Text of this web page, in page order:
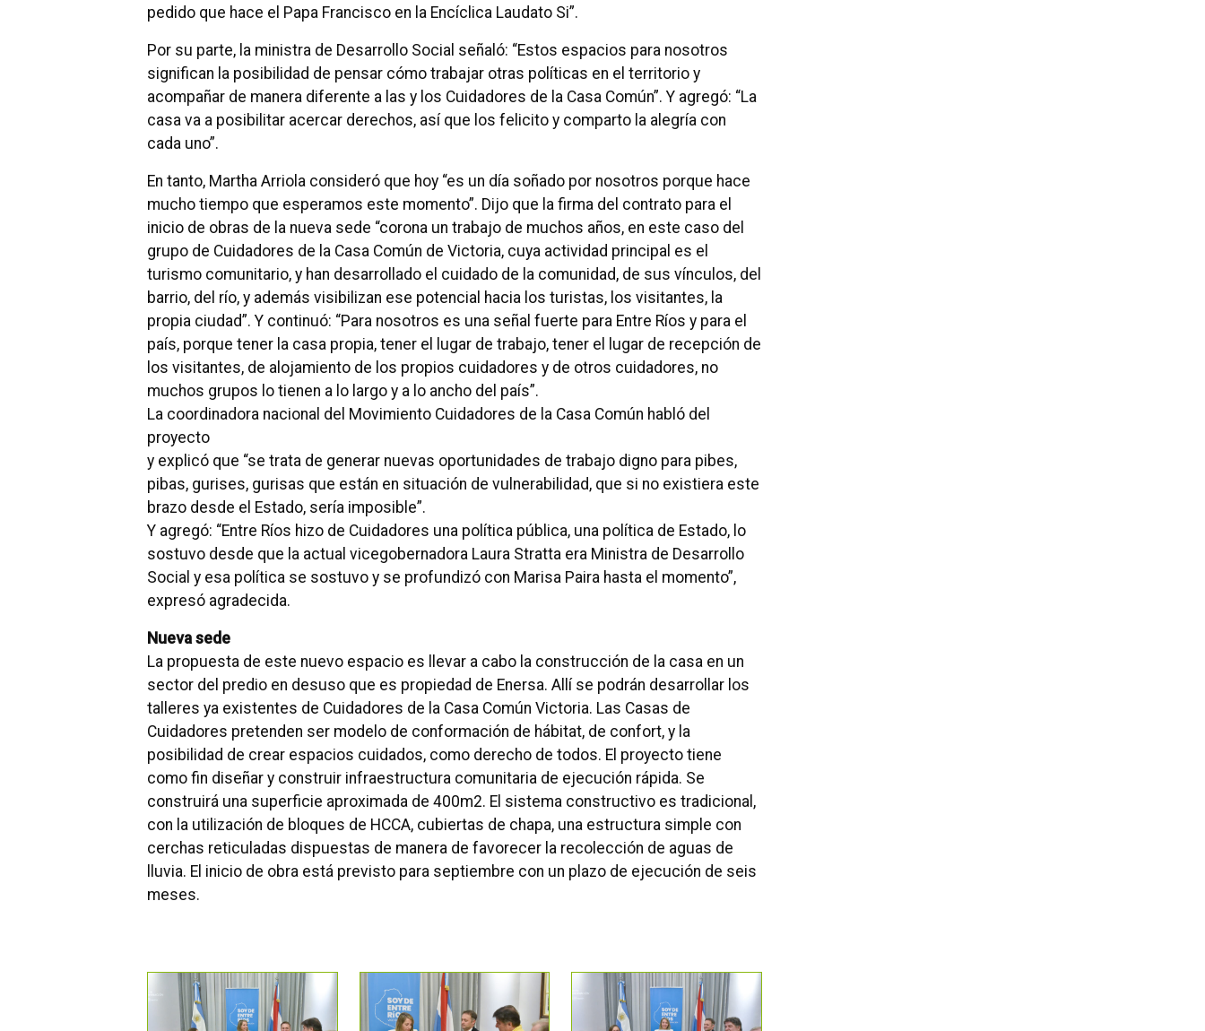
pedido que hace el Papa Francisco en la Encíclica Laudato Si”.
Por su parte, la ministra de Desarrollo Social señaló: “Estos espacios para nosotros
significan la posibilidad de pensar cómo trabajar otras políticas en el territorio y
acompañar de manera diferente a las y los Cuidadores de la Casa Común”. Y agregó: “La
casa va a posibilitar acercar derechos, así que los felicito y comparto la alegría con
cada uno”.
En tanto, Martha Arriola consideró que hoy “es un día soñado por nosotros porque hace
mucho tiempo que esperamos este momento”. Dijo que la firma del contrato para el
inicio de obras de la nueva sede “corona un trabajo de muchos años, en este caso del
grupo de Cuidadores de la Casa Común de Victoria, cuya actividad principal es el
turismo comunitario, y han desarrollado el cuidado de la comunidad, de sus vínculos, del
barrio, del río, y además visibilizan ese potencial hacia los turistas, los visitantes, la
propia ciudad”. Y continuó: “Para nosotros es una señal fuerte para Entre Ríos y para el
país, porque tener la casa propia, tener el lugar de trabajo, tener el lugar de recepción de
los visitantes, de alojamiento de los propios cuidadores y de otros cuidadores, no
muchos grupos lo tienen a lo largo y a lo ancho del país”.
La coordinadora nacional del Movimiento Cuidadores de la Casa Común habló del
proyecto
y explicó que “se trata de generar nuevas oportunidades de trabajo digno para pibes,
pibas, gurises, gurisas que están en situación de vulnerabilidad, que si no existiera este
brazo desde el Estado, sería imposible”.
Y agregó: “Entre Ríos hizo de Cuidadores una política pública, una política de Estado, lo
sostuvo desde que la actual vicegobernadora Laura Stratta era Ministra de Desarrollo
Social y esa política se sostuvo y se profundizó con Marisa Paira hasta el momento”,
expresó agradecida.
Nueva sede
La propuesta de este nuevo espacio es llevar a cabo la construcción de la casa en un
sector del predio en desuso que es propiedad de Enersa. Allí se podrán desarrollar los
talleres ya existentes de Cuidadores de la Casa Común Victoria. Las Casas de
Cuidadores pretenden ser modelo de conformación de hábitat, de confort, y la
posibilidad de crear espacios cuidados, como derecho de todos. El proyecto tiene
como fin diseñar y construir infraestructura comunitaria de ejecución rápida. Se
construirá una superficie aproximada de 400m2. El sistema constructivo es tradicional,
con la utilización de bloques de HCCA, cubiertas de chapa, una estructura simple con
cerchas reticuladas dispuestas de manera de favorecer la recolección de aguas de
lluvia. El inicio de obra está previsto para septiembre con un plazo de ejecución de seis
meses.